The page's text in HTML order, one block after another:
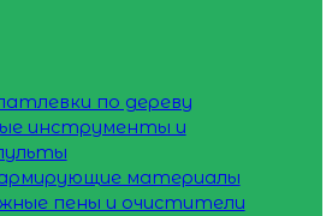
по дереву
инструменты и
материалы
пены и очистители